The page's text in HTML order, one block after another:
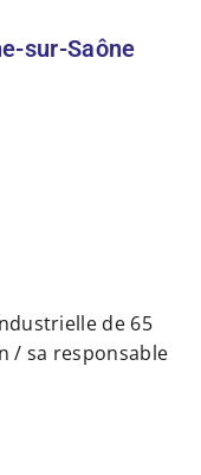
sur-Saône
de 65
/ sa responsable